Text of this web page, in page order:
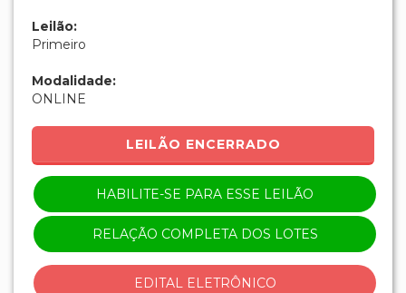
Leilão:
Primeiro
Modalidade:
ONLINE
LEILÃO ENCERRADO
HABILITE-SE PARA ESSE LEILÃO
RELAÇÃO COMPLETA DOS LOTES
EDITAL ELETRÔNICO